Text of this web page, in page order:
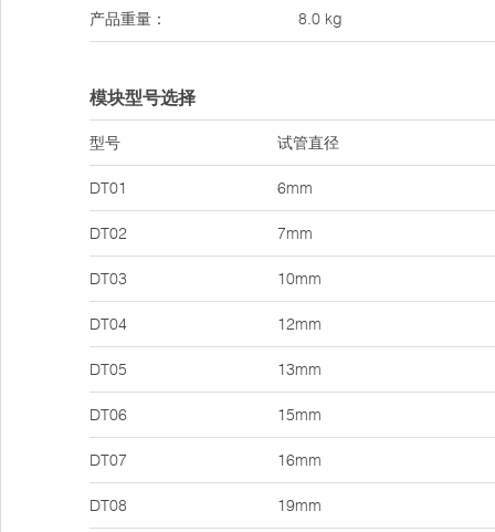
产品重量： 8.0 kg
模块型号选择
型号 试管直径
DT01 6mm
DT02 7mm
DT03 10mm
DT04 12mm
DT05 13mm
DT06 15mm
DT07 16mm
DT08 19mm